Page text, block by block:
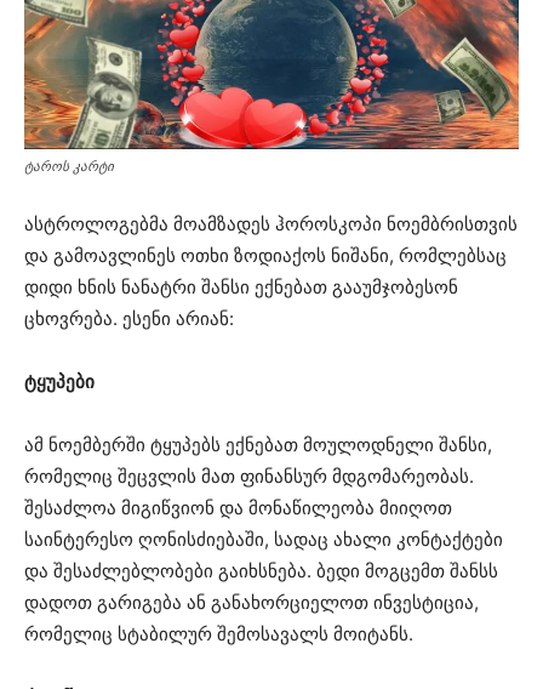
ტაროს კარტი
ასტროლოგებმა მოამზადეს ჰოროსკოპი ნოემბრისთვის
და გამოავლინეს ოთხი ზოდიაქოს ნიშანი, რომლებსაც
დიდი ხნის ნანატრი შანსი ექნებათ გააუმჯობესონ
ცხოვრება. ესენი არიან:
ტყუპები
ამ ნოემბერში ტყუპებს ექნებათ მოულოდნელი შანსი,
რომელიც შეცვლის მათ ფინანსურ მდგომარეობას.
შესაძლოა მიგიწვიონ და მონაწილეობა მიიღოთ
საინტერესო ღონისძიებაში, სადაც ახალი კონტაქტები
და შესაძლებლობები გაიხსნება. ბედი მოგცემთ შანსს
დადოთ გარიგება ან განახორციელოთ ინვესტიცია,
რომელიც სტაბილურ შემოსავალს მოიტანს.